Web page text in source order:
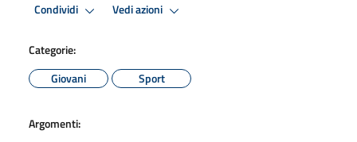
Condividi Vedi azioni
Categorie:
Giovani
Sport
Argomenti: